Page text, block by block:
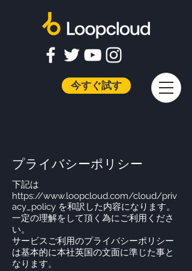
今すぐ試す
​プライバシーポリシー
下記は
https://www.loopcloud.com/cloud/priv
acy_policy を和訳した内容になります。
​一定の理解をして頂く為にご利用くださ
い。
サービスご利用のプライバシーポリシー
は基本的に本社英国の文面に準じた事と
なります。